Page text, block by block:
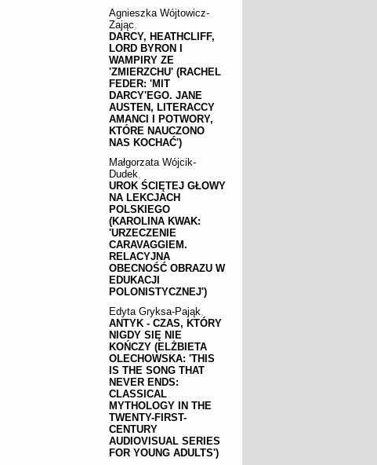
Agnieszka Wójtowicz-
Zając
DARCY, HEATHCLIFF,
LORD BYRON I
WAMPIRY ZE
'ZMIERZCHU' (RACHEL
FEDER: 'MIT
DARCY'EGO. JANE
AUSTEN, LITERACCY
AMANCI I POTWORY,
KTÓRE NAUCZONO
NAS KOCHAĆ')
Małgorzata Wójcik-
Dudek
UROK ŚCIĘTEJ GŁOWY
NA LEKCJACH
POLSKIEGO
(KAROLINA KWAK:
'URZECZENIE
CARAVAGGIEM.
RELACYJNA
OBECNOŚĆ OBRAZU W
EDUKACJI
POLONISTYCZNEJ')
Edyta Gryksa-Pająk
ANTYK - CZAS, KTÓRY
NIGDY SIĘ NIE
KOŃCZY (ELŻBIETA
OLECHOWSKA: 'THIS
IS THE SONG THAT
NEVER ENDS:
CLASSICAL
MYTHOLOGY IN THE
TWENTY-FIRST-
CENTURY
AUDIOVISUAL SERIES
FOR YOUNG ADULTS')